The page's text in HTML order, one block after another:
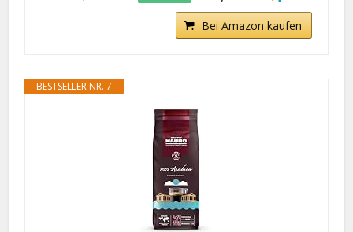
Bei Amazon kaufen
BESTSELLER NR. 7